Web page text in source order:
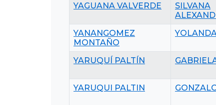
YAGUANA VALVERDE
SILVANA
YANANGOMEZ
MONTAÑO
YARUQUÍ PALTÍN
YARUQUI PALTIN